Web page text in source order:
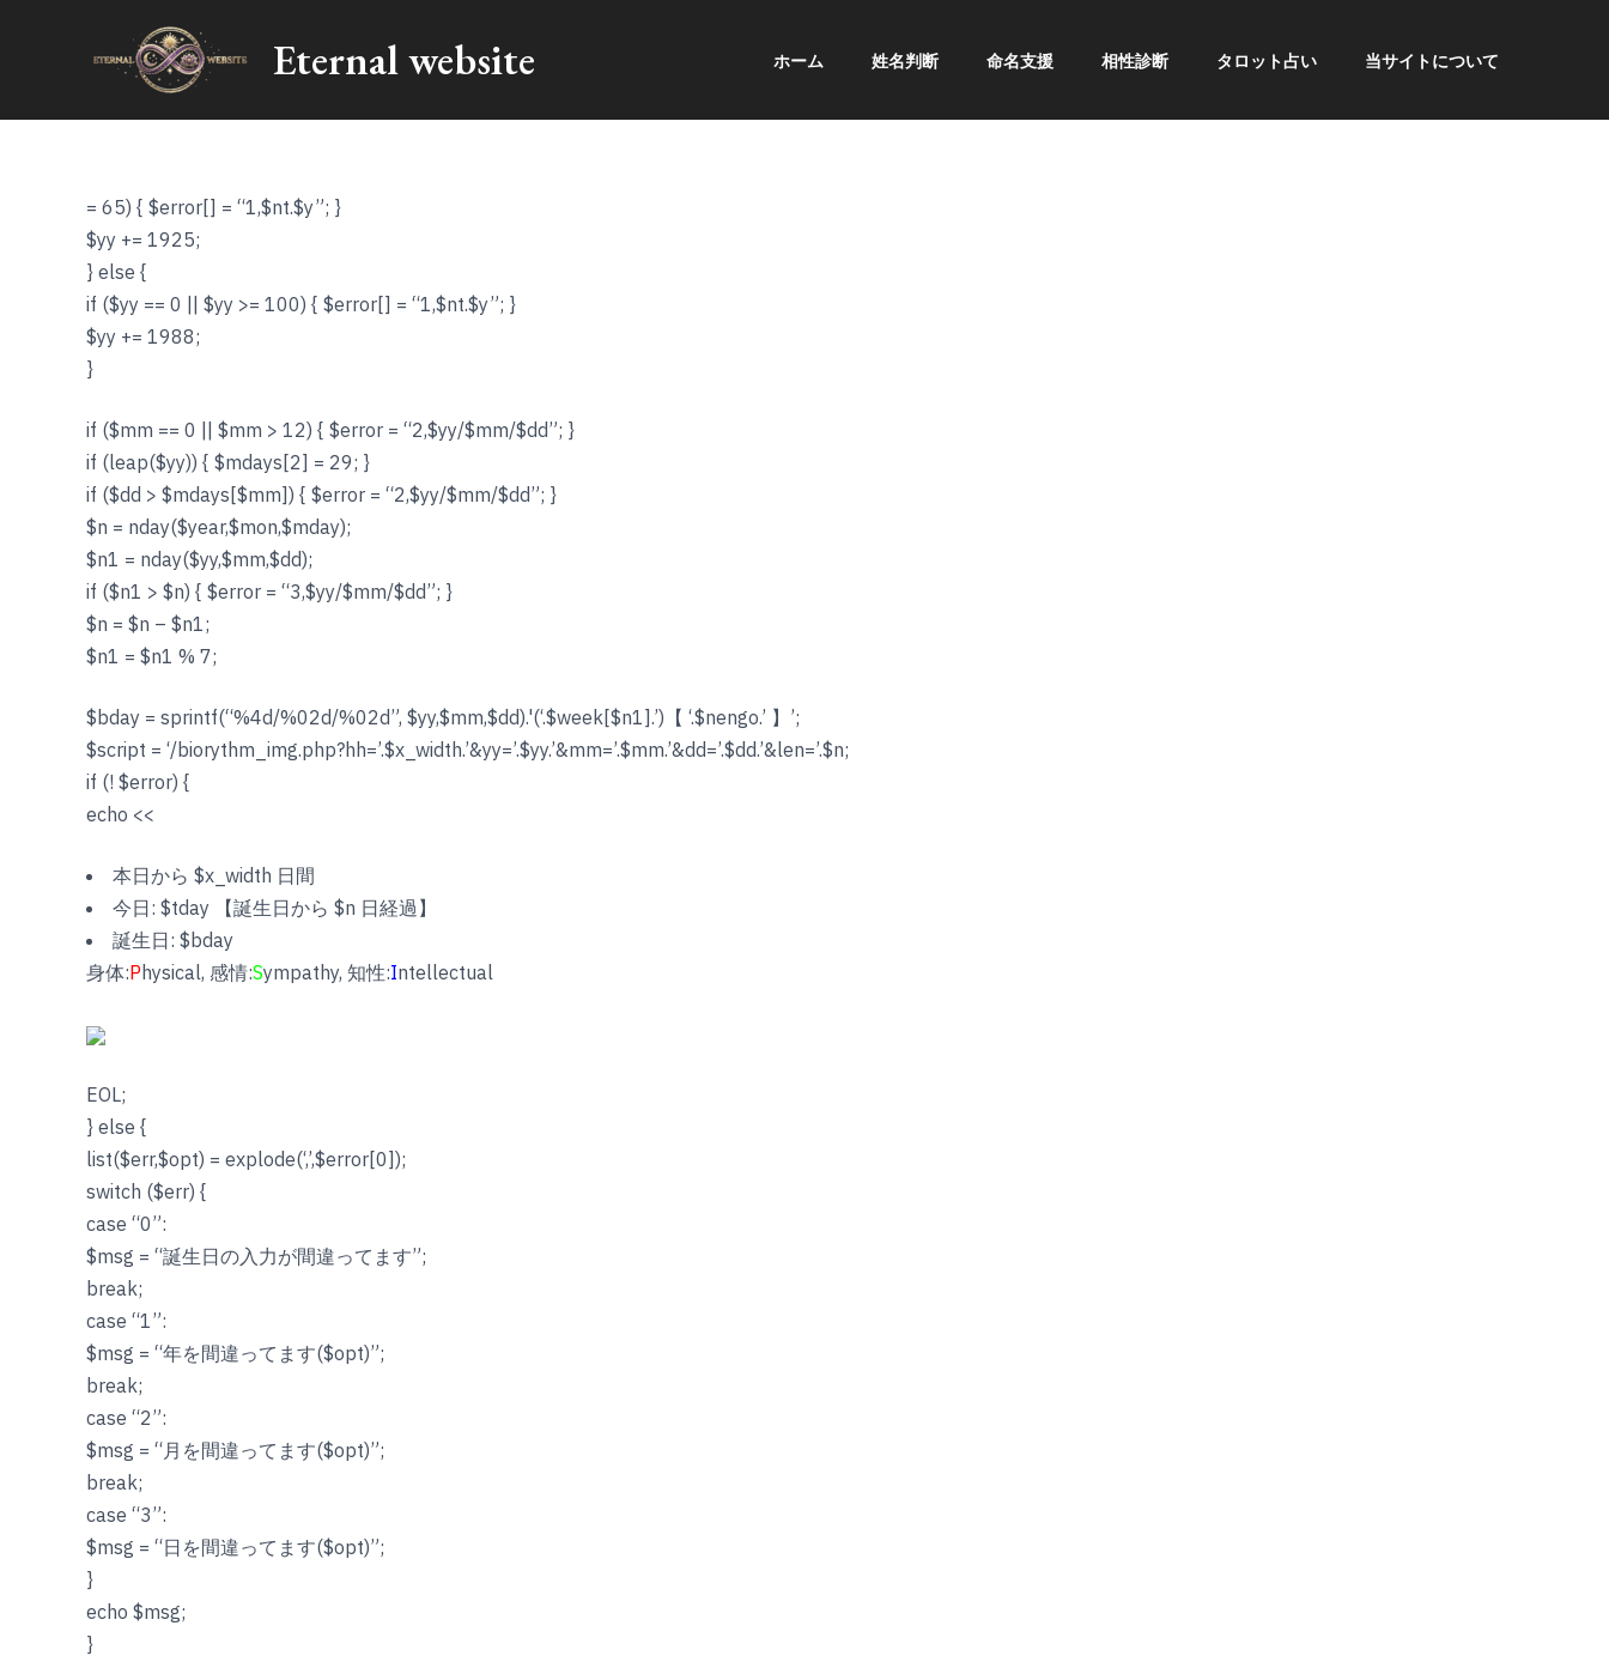
Eternal website ホーム 姓名判断 命名支援 相性診断 タロット占い 当サイトについて
= 65) { $error[] = “1,$nt.$y”; }
$yy += 1925;
} else {
if ($yy == 0 || $yy >= 100) { $error[] = “1,$nt.$y”; }
$yy += 1988;
}
if ($mm == 0 || $mm > 12) { $error = “2,$yy/$mm/$dd”; }
if (leap($yy)) { $mdays[2] = 29; }
if ($dd > $mdays[$mm]) { $error = “2,$yy/$mm/$dd”; }
$n = nday($year,$mon,$mday);
$n1 = nday($yy,$mm,$dd);
if ($n1 > $n) { $error = “3,$yy/$mm/$dd”; }
$n = $n – $n1;
$n1 = $n1 % 7;
$bday = sprintf(“%4d/%02d/%02d”, $yy,$mm,$dd).'(‘.$week[$n1].’)【 ‘.$nengo.’ 】’;
$script = ‘/biorythm_img.php?hh=’.$x_width.’&yy=’.$yy.’&mm=’.$mm.’&dd=’.$dd.’&len=’.$n;
if (! $error) {
echo <<
本日から $x_width 日間
今日: $tday 【誕生日から $n 日経過】
誕生日: $bday
身体:P hysical, 感情:Sympathy, 知性:Intellectual
EOL;
} else {
list($err,$opt) = explode(‘,’,$error[0]);
switch ($err) {
case “0”:
$msg = “誕生日の入力が間違ってます”;
break;
case “1”:
$msg = “年を間違ってます($opt)”;
break;
case “2”:
$msg = “月を間違ってます($opt)”;
break;
case “3”:
$msg = “日を間違ってます($opt)”;
}
echo $msg;
}